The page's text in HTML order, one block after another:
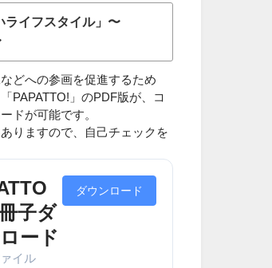
ライフスタイル」〜
どへの参画を促進するため
PAPATTO!」のPDF版が、コ
ドが可能です。
りますので、自己チェックを
子ダ
ード
イル
ダウンロード